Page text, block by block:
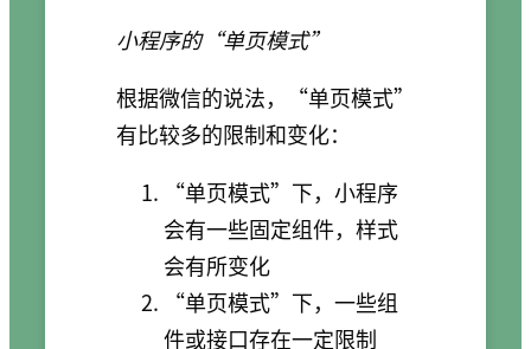
小程序的“单页模式”
根据微信的说法，“单页模式”
有比较多的限制和变化：
“单页模式”下，小程序
会有一些固定组件，样式
会有所变化
“单页模式”下，一些组
件或接口存在一定限制